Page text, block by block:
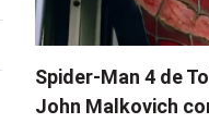
Spider-Man 4 de
John Malkovich